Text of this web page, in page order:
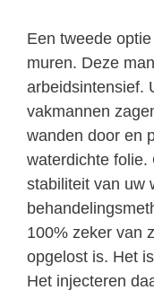
Een tweede
muren. Deze
arbeidsintensief.
vakmannen
wanden door en
waterdichte folie.
stabiliteit van uw
100% zeker van
opgelost is. Het
Het injecteren